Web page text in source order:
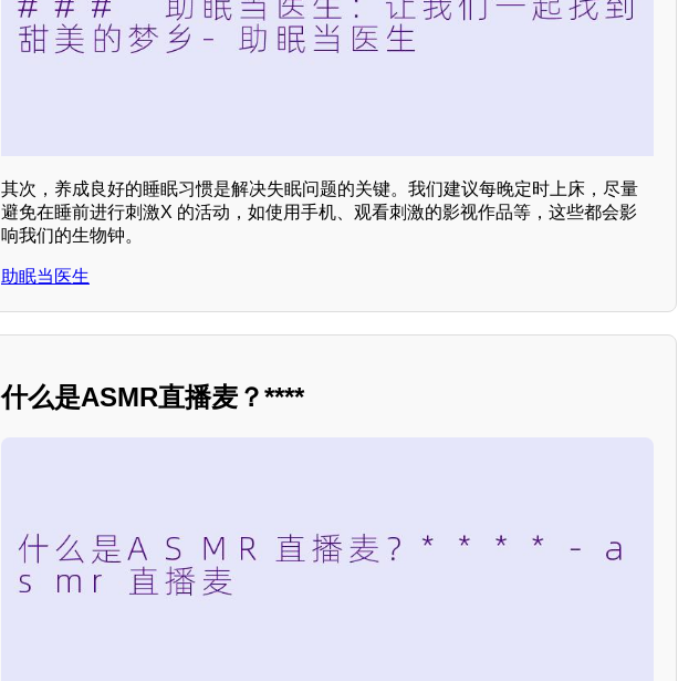
其次，养成良好的睡眠习惯是解决失眠问题的关键。我们建议每晚定时上床，尽量
避免在睡前进行刺激X 的活动，如使用手机、观看刺激的影视作品等，这些都会影
响我们的生物钟。
助眠当医生
什么是ASMR直播麦？****